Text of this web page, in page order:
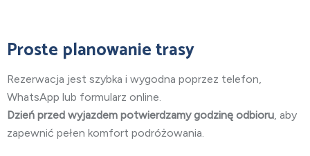
Proste planowanie trasy
Rezerwacja jest szybka i wygodna poprzez telefon,
WhatsApp lub formularz online.
Dzień przed wyjazdem potwierdzamy godzinę odbioru , aby
zapewnić pełen komfort podróżowania.